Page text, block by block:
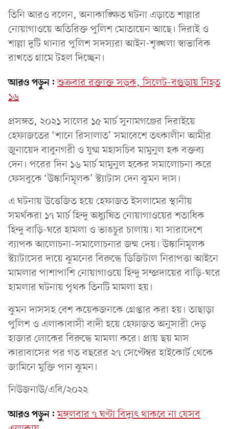
তিনি আরও বলেন, অনাকাঙ্ক্ষিত ঘটনা এড়াতে শাল্লার
নোয়াগাওয়ে অতিরিক্ত পুলিশ মোতায়েন আছে। দিরাই ও
শাল্লা দুটি থানার পুলিশ সদস্যরা আইন-শৃঙ্খলা স্বাভাবিক
রাখতে গ্রামে টহল দিচ্ছেন।
আরও পড়ুন: শুক্রবার রক্তাক্ত সড়ক, সিলেট-বগুড়ায় নিহত
১৬
প্রসঙ্গত, ২০২১ সালের ১৫ মার্চ সুনামগঞ্জের দিরাইয়ে
হেফাজতের ‘শানে রিসালাত’ সমাবেশে তৎকালীন আমীর
জুনায়েদ বাবুনগরী ও যুগ্ম মহাসচিব মামুনুল হক বক্তব্য
দেন। পরের দিন ১৬ মার্চ মামুনুল হকের সমালোচনা করে
ফেসবুকে ‘উস্কানিমূলক’ স্ট্যাটাস দেন ঝুমন দাস।
এ ঘটনায় উত্তেজিত হয়ে হেফাজত ইসলামের স্থানীয়
সমর্থকরা ১৭ মার্চ হিন্দু অধ্যুষিত নোয়াগাওয়ের শতাধিক
হিন্দু বাড়ি-ঘরে হামলা ও ভাঙচুর চালায়। যা সারাদেশে
ব্যাপক আলোচনা-সমালোচনার জন্ম দেয়। উস্কানিমূলক
স্ট্যাটাসের দায়ে ঝুমনের বিরুদ্ধে ডিজিটাল নিরাপত্তা আইনে
মামলার পাশাপাশি নোয়াগাওয়ে হিন্দু সম্প্রদায়ের বাড়ি-ঘরে
হামলার ঘটনায় পৃথক তিনটি মামলা হয়।
ঝুমন দাসসহ বেশ কয়েকজনকে গ্রেপ্তার করা হয়। তাছাড়া
পুলিশ ও এলাকাবাসী বাদী হয়ে হেফাজত অনুসারী দেড়
হাজার লোকের বিরুদ্ধে মামলা করে। প্রায় ছয় মাস
কারাবাসের পর গত বছরের ২৭ সেপ্টেম্বর হাইকোর্ট থেকে
জামিনে মুক্তি পান ঝুমন।
নিউজনাউ/এবি/২০২২
আরও পড়ুন: মঙ্গলবার ৭ ঘণ্টা বিদ্যুৎ থাকবে না যেসব